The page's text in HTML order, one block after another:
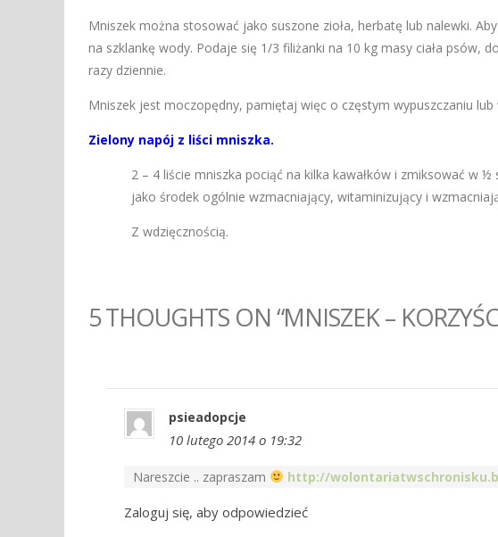
Mniszek można stosować jako suszone zioła, herbatę lub nalewki.
na szklankę wody. Podaje się 1/3 filiżanki na 10 kg masy ciała psów,
razy dziennie.
Mniszek jest moczopędny, pamiętaj więc o częstym wypuszczaniu
Zielony napój z liści mniszka.
2 – 4 liście mniszka pociąć na kilka kawałków i zmiksować w
jako środek ogólnie wzmacniający, witaminizujący i
Z wdzięcznością.
5 THOUGHTS ON “MNISZEK –
psieadopcje
10 lutego 2014 o 19:32
Nareszcie .. zapraszam http://
Zaloguj się, aby odpowiedzieć